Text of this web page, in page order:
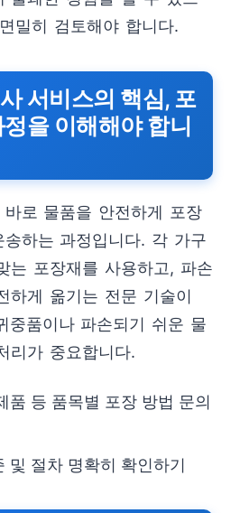
밀히 검토해야 합니다.
서비스의 핵심, 포
을 이해해야 합니
로 물품을 안전하게 포장
하는 과정입니다. 각 가구
는 포장재를 사용하고, 파손
하게 옮기는 전문 기술이
중품이나 파손되기 쉬운 물
리가 중요합니다.
품 등 품목별 포장 방법 문의
및 절차 명확히 확인하기